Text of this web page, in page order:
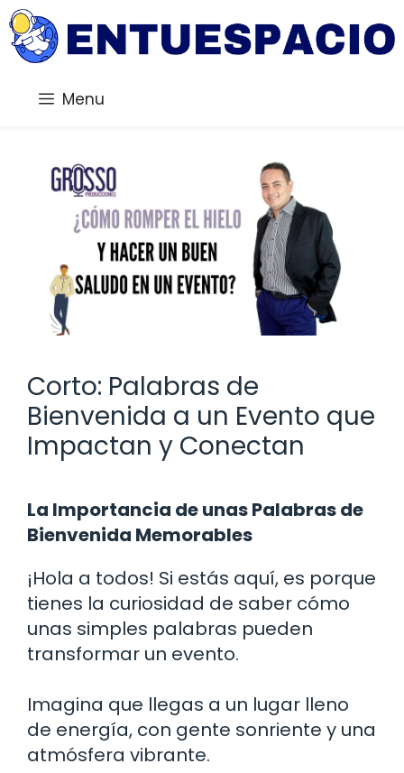
Saltar
al
contenido
Menu
Corto: Palabras de
Bienvenida a un Evento que
Impactan y Conectan
La Importancia de unas Palabras de
Bienvenida Memorables
¡Hola a todos! Si estás aquí, es porque
tienes la curiosidad de saber cómo
unas simples palabras pueden
transformar un evento.
Imagina que llegas a un lugar lleno
de energía, con gente sonriente y una
atmósfera vibrante.